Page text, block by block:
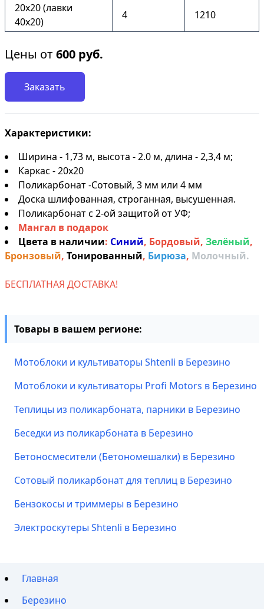
20х20 (лавки
40х20)
4 1210
Цены от600 руб.
Заказать
Характеристики:
Ширина - 1,73 м, высота - 2.0 м, длина - 2,3,4 м;
Каркас - 20х20
Поликарбонат -Сотовый, 3 мм или 4 мм
Доска шлифованная, строганная, высушенная.
Поликарбонат с 2-ой защитой от УФ;
Мангал в подарок
Цвета в наличии: Синий, Бордовый, Зелёный,
Бронзовый, Тонированный, Бирюза, Молочный.
БЕСПЛАТНАЯ ДОСТАВКА!
Товары в вашем регионе:
Мотоблоки и культиваторы Shtenli в Березино
Мотоблоки и культиваторы Profi Motors в Березино
Теплицы из поликарбоната, парники в Березино
Беседки из поликарбоната в Березино
Бетоносмесители (Бетономешалки) в Березино
Сотовый поликарбонат для теплиц в Березино
Бензокосы и триммеры в Березино
Электроскутеры Shtenli в Березино
Главная
Березино